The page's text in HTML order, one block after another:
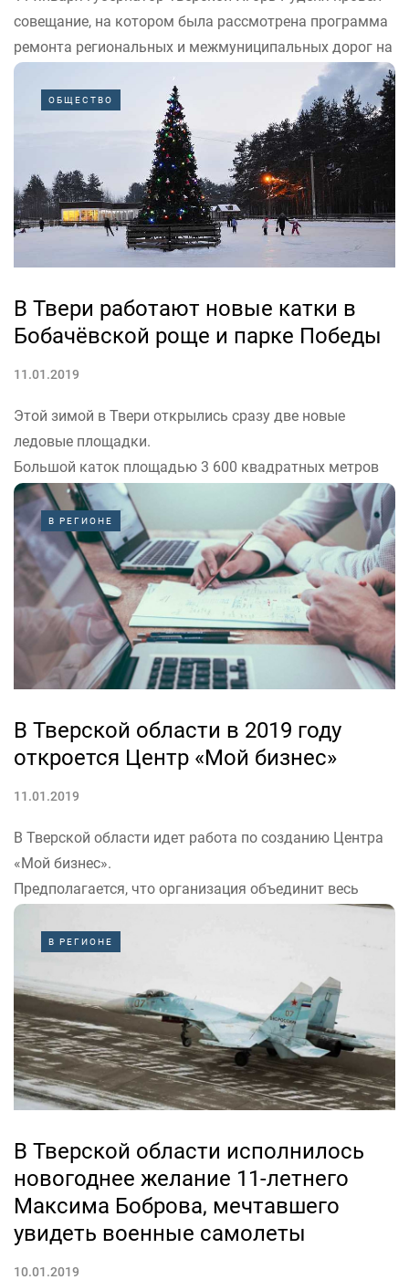
совещание, на котором была рассмотрена программа
ремонта региональных и межмуниципальных дорог на
2019 год.
С 2019 года в регионе начинается реализация
национального проекта «Безопасные и качественные
дороги», поэтому при проведении работ на
дорожных...
ОБЩЕСТВО
В Твери работают новые катки в
Бобачёвской роще и парке Победы
11.01.2019
Этой зимой в Твери открылись сразу две новые
ледовые площадки.
Большой каток площадью 3 600 квадратных метров
работает в Бобачёвской роще, со стороны
микрорайона «Чайка». Здесь есть прокат коньков и
тёплая раздевалка. Каток украшен новогодней елью и
иллюминацией, играет музыка.
В РЕГИОНЕ
В Тверской области в 2019 году
откроется Центр «Мой бизнес»
11.01.2019
В Тверской области идет работа по созданию Центра
«Мой бизнес».
Предполагается, что организация объединит весь
комплекс услуг для развития предпринимательства в
регионе.
Это возможности создания рабочих мест во
внебюджетной сфере. Подобного рода проекты...
В РЕГИОНЕ
В Тверской области исполнилось
новогоднее желание 11-летнего
Максима Боброва, мечтавшего
увидеть военные самолеты
10.01.2019